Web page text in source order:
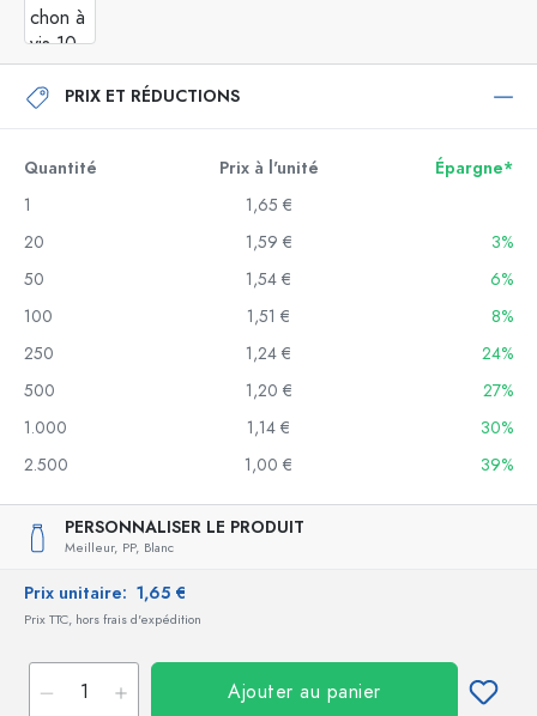
PRIX ET RÉDUCTIONS
Quantité Prix à l'unité
Épargne*
1
1,65 €
20
1,59 €
3%
50
1,54 €
6%
100
1,51 €
8%
250
1,24 €
24%
500
1,20 €
27%
1.000
1,14 €
30%
2.500
1,00 € 39%
PERSONNALISER LE PRODUIT
Meilleur, PP, Blanc
Prix unitaire: 1,65 €
Prix TTC, hors frais d'expédition
Ajouter au panier